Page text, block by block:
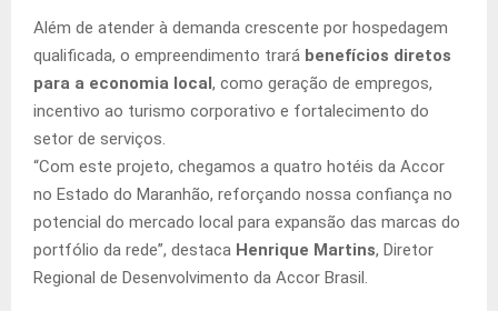
Além de atender à demanda crescente por hospedagem
qualificada, o empreendimento trará benefícios diretos
para a economia local, como geração de empregos,
incentivo ao turismo corporativo e fortalecimento do
setor de serviços.
“Com este projeto, chegamos a quatro hotéis da Accor
no Estado do Maranhão, reforçando nossa confiança no
potencial do mercado local para expansão das marcas do
portfólio da rede”, destaca Henrique Martins, Diretor
Regional de Desenvolvimento da Accor Brasil.